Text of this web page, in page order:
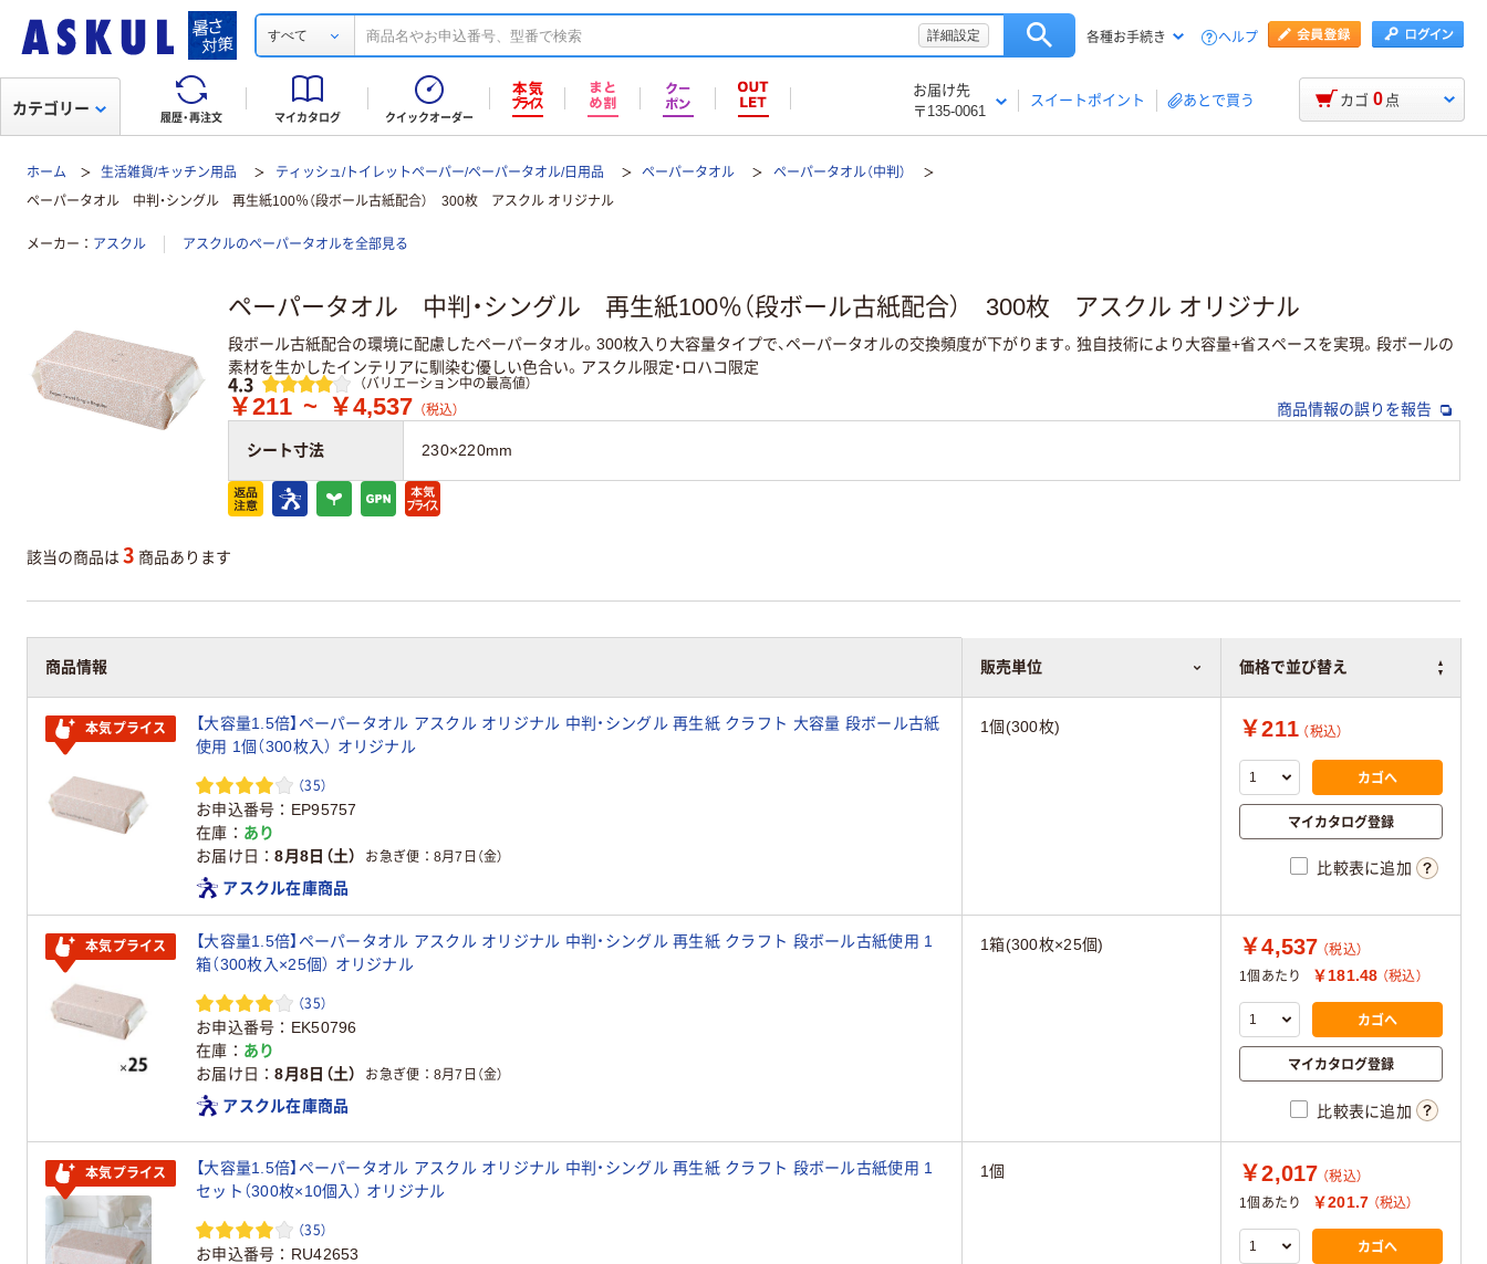
すべて 詳細設定 各種お手続き ヘルプ
履歴・再注文 マイカタログ クイックオーダー
お届け先
〒135-0061
スイートポイント あとで買う
カテゴリー カゴ 0 点
ホーム 生活雑貨/キッチン用品 ティッシュ/トイレットペーパー/ペーパータオル/日用品 ペーパータオル
ペーパータオル（中判）
ペーパータオル 中判・シングル 再生紙100％（段ボール古紙配合） 300枚 アスクル オリジナル
メーカー アスクル アスクルのペーパータオルを全部見る
ペーパータオル 中判・シングル 再生紙100％（段ボール古紙配合） 300枚 アスクル オリジナル
段ボール古紙配合の環境に配慮したペーパータオル。300枚入り大容量タイプで、ペーパータオルの交換頻度が下がります。独自技術により大容量+省スペースを実現。段ボールの
素材を生かしたインテリアに馴染む優しい色合い。アスクル限定・ロハコ限定
レビュー
4.3 （バリエーション中の最高値）
￥211 ~ ￥4,537 （税込） 商品情報の誤りを報告
シート寸法 230×220mm
該当の商品は 3 商品あります
商品情報 販売単位 価格で並び替え
本気プライス
【大容量1.5倍】ペーパータオル アスクル オリジナル 中判・シングル 再生紙 クラフト 大容量 段ボール古紙
使用 1個（300枚入） オリジナル
（35）
お申込番号
EP95757
在庫
あり
お届け日
8月8日（土） お急ぎ便 8月7日（金）
アスクル在庫商品
1個(300枚) ￥211 （税込）
カゴへ
マイカタログ登録
比較表に追加
本気プライス
【大容量1.5倍】ペーパータオル アスクル オリジナル 中判・シングル 再生紙 クラフト 段ボール古紙使用 1
箱（300枚入×25個） オリジナル
（35）
お申込番号
EK50796
在庫
あり
お届け日
8月8日（土） お急ぎ便 8月7日（金）
アスクル在庫商品
1箱(300枚×25個) ￥4,537 （税込）
1個あたり
￥181.48 （税込）
カゴへ
マイカタログ登録
比較表に追加
本気プライス
【大容量1.5倍】ペーパータオル アスクル オリジナル 中判・シングル 再生紙 クラフト 段ボール古紙使用 1
セット（300枚×10個入） オリジナル
（35）
お申込番号
RU42653
1個 ￥2,017 （税込）
1個あたり
￥201.7 （税込）
カゴへ